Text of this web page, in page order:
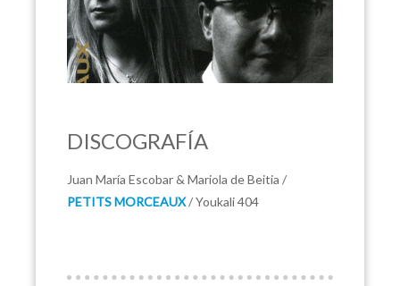
DISCOGRAFÍA
Juan María Escobar & Mariola de Beitia /
PETITS MORCEAUX/ Youkali 404